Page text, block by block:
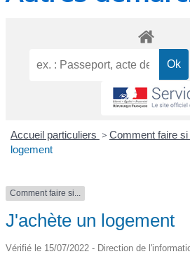
Accueil particuliers > Comment faire si
logement
Comment faire si...
J'achète un logement
Vérifié le 15/07/2022 - Direction de